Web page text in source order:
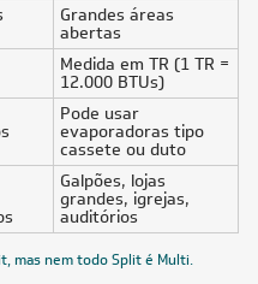
Grandes áreas
abertas
Medida em TR (1 TR =
12.000 BTUs)
Pode usar
evaporadoras tipo
cassete ou duto
Galpões, lojas
grandes, igrejas,
auditórios
mas nem todo Split é Multi.